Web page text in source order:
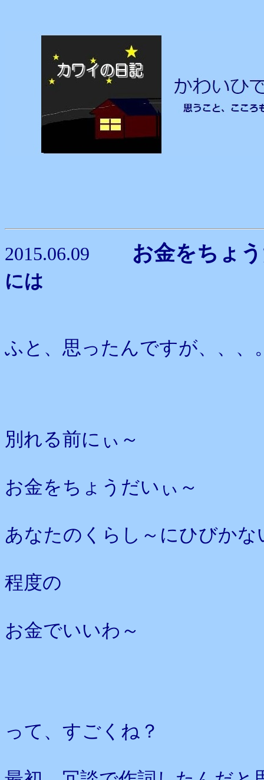
2015.06.09 お金をち
には
ふと、思ったんですが、、、
別れる前にぃ～
お金をちょうだいぃ～
あなたのくらし～にひびかな
程度の
お金でいいわ～
って、すごくね？